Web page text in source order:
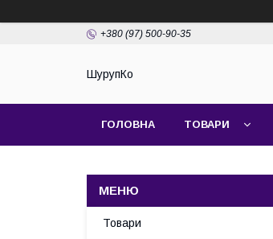
+380 (97) 500-90-35
ШурупКо
ГОЛОВНА ТОВАРИ
Товари